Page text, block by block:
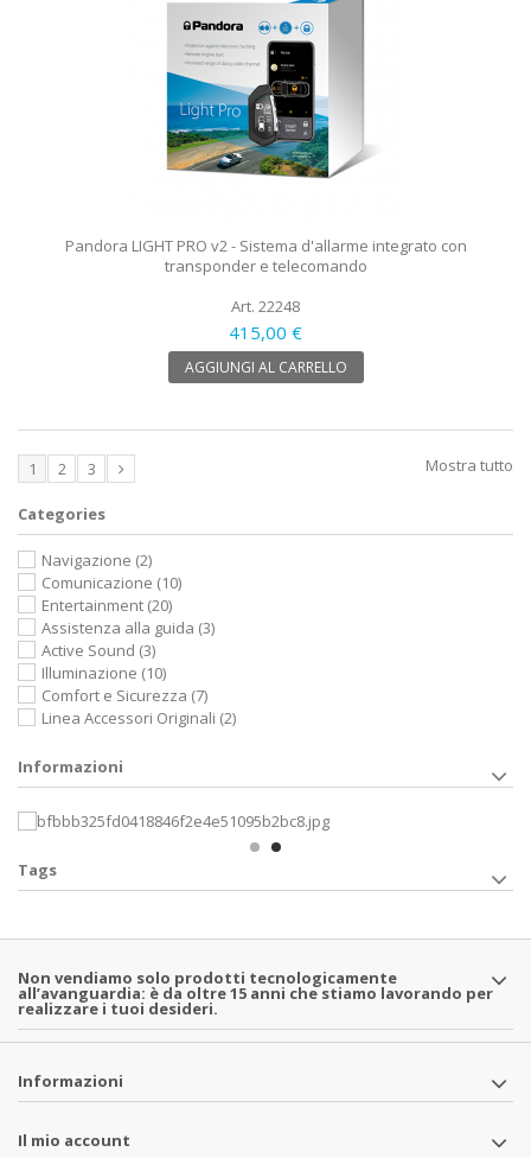
Pandora LIGHT PRO v2 - Sistema d'allarme integrato con
transponder e telecomando
Art. 22248
415,00 €
AGGIUNGI AL CARRELLO
Mostra tutto
1 2 3
Categories
Navigazione (2)
Comunicazione (10)
Entertainment (20)
Assistenza alla guida (3)
Active Sound (3)
Illuminazione (10)
Comfort e Sicurezza (7)
Linea Accessori Originali (2)
Informazioni
Tags
Non vendiamo solo prodotti tecnologicamente
all’avanguardia: è da oltre 15 anni che stiamo lavorando per
realizzare i tuoi desideri.
Informazioni
Il mio account